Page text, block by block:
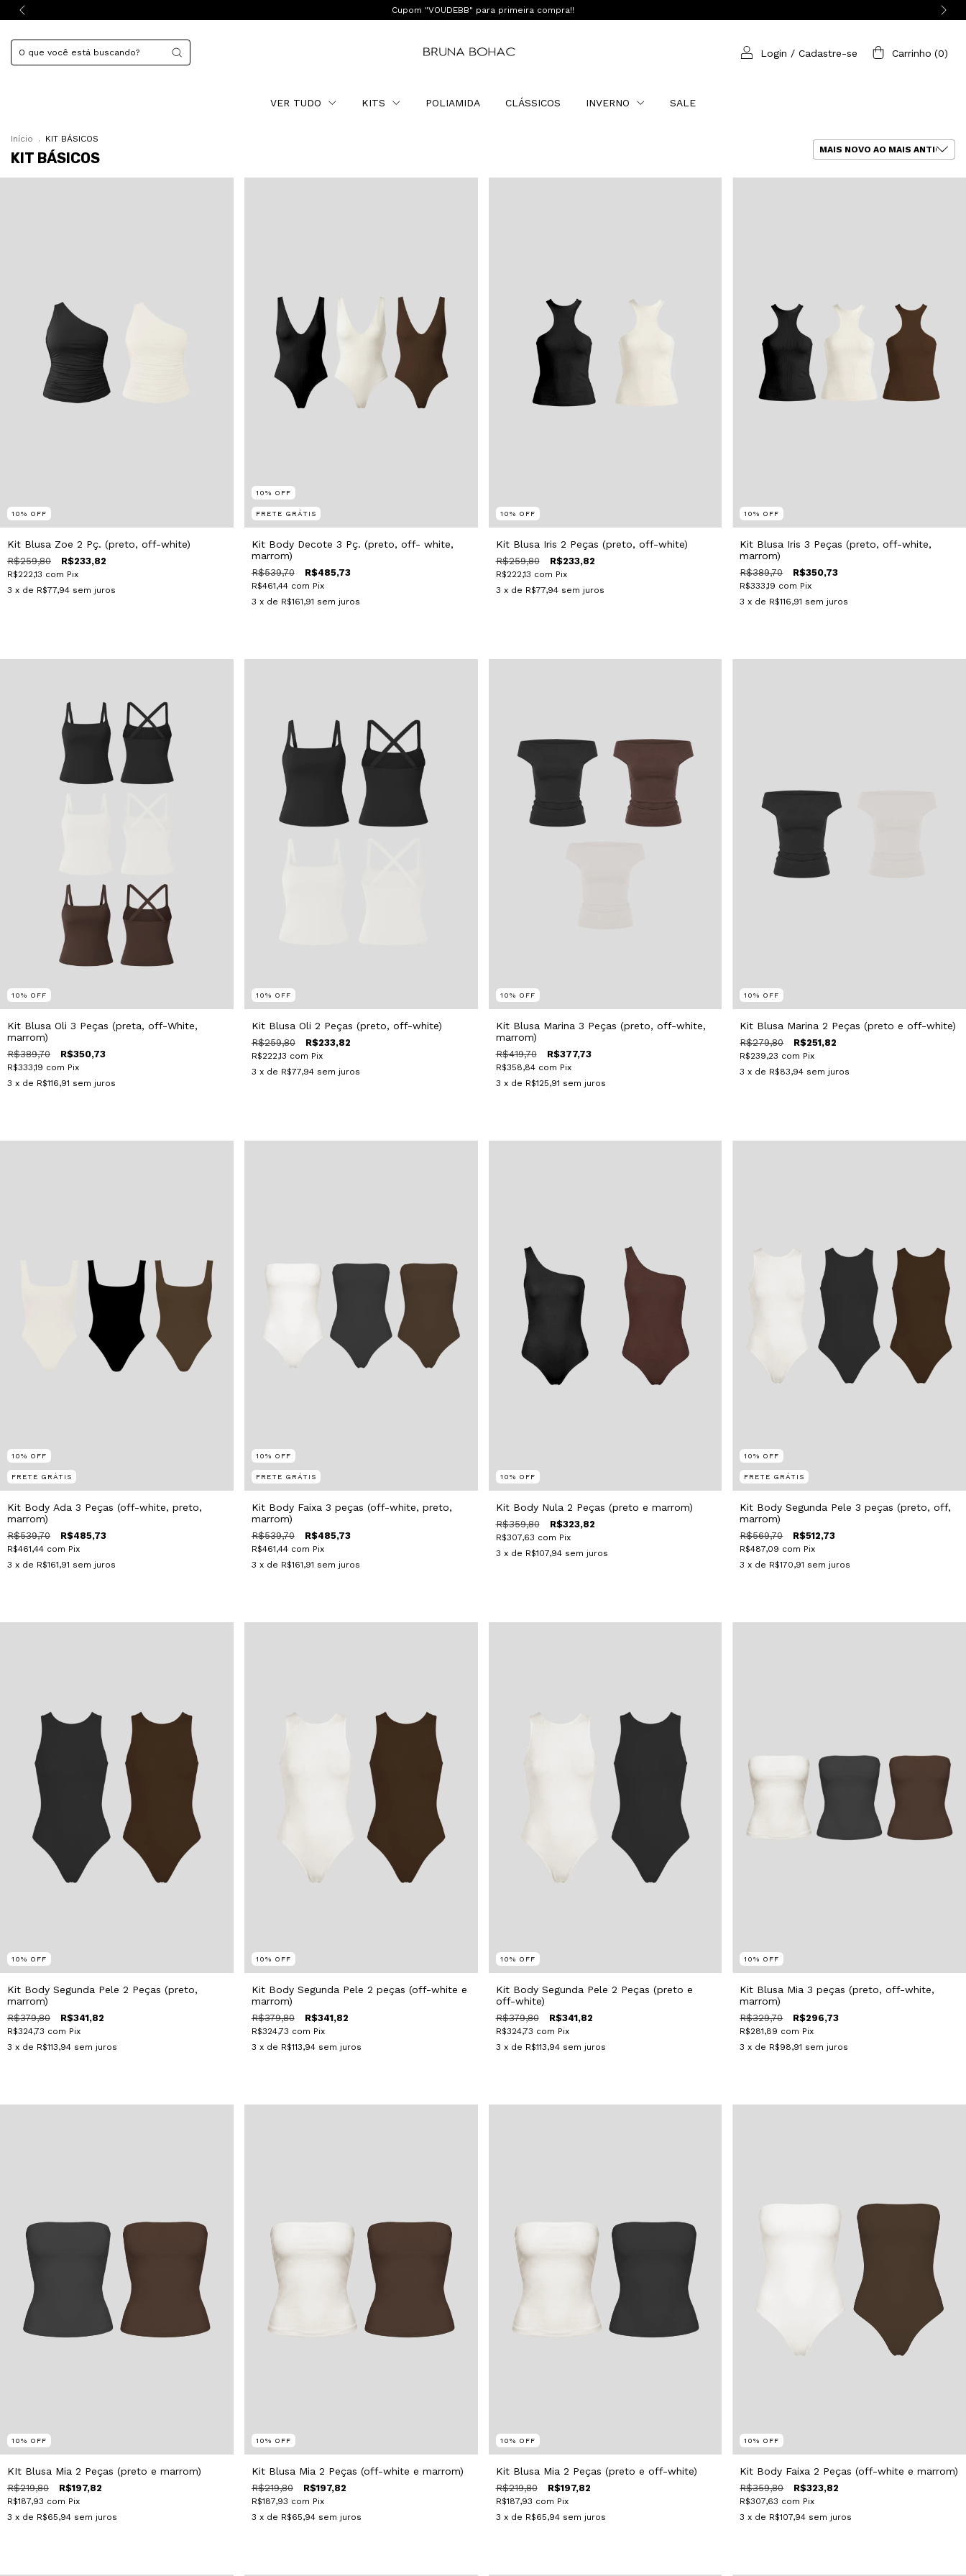
Cupom "VOUDEBB" para primeira compra!!
Login / Cadastre-se Carrinho (0)
VER TUDO KITS POLIAMIDA CLÁSSICOS INVERNO SALE
Início . KIT BÁSICOS
KIT BÁSICOS
10% OFF
Kit Blusa Zoe 2 Pç. (preto, off-white)
R$259,80 R$233,82
R$222,13 com Pix
3 x de R$77,94 sem juros
10% OFF
FRETE GRÁTIS
Kit Body Decote 3 Pç. (preto, off- white,
marrom)
R$539,70 R$485,73
R$461,44 com Pix
3 x de R$161,91 sem juros
10% OFF
Kit Blusa Iris 2 Peças (preto, off-white)
R$259,80 R$233,82
R$222,13 com Pix
3 x de R$77,94 sem juros
10% OFF
Kit Blusa Iris 3 Peças (preto, off-white,
marrom)
R$389,70 R$350,73
R$333,19 com Pix
3 x de R$116,91 sem juros
10% OFF
Kit Blusa Oli 3 Peças (preta, off-White,
marrom)
R$389,70 R$350,73
R$333,19 com Pix
3 x de R$116,91 sem juros
10% OFF
Kit Blusa Oli 2 Peças (preto, off-white)
R$259,80 R$233,82
R$222,13 com Pix
3 x de R$77,94 sem juros
10% OFF
Kit Blusa Marina 3 Peças (preto, off-white,
marrom)
R$419,70 R$377,73
R$358,84 com Pix
3 x de R$125,91 sem juros
10% OFF
Kit Blusa Marina 2 Peças (preto e off-white)
R$279,80 R$251,82
R$239,23 com Pix
3 x de R$83,94 sem juros
10% OFF
FRETE GRÁTIS
Kit Body Ada 3 Peças (off-white, preto,
marrom)
R$539,70 R$485,73
R$461,44 com Pix
3 x de R$161,91 sem juros
10% OFF
FRETE GRÁTIS
Kit Body Faixa 3 peças (off-white, preto,
marrom)
R$539,70 R$485,73
R$461,44 com Pix
3 x de R$161,91 sem juros
10% OFF
Kit Body Nula 2 Peças (preto e marrom)
R$359,80 R$323,82
R$307,63 com Pix
3 x de R$107,94 sem juros
10% OFF
FRETE GRÁTIS
Kit Body Segunda Pele 3 peças (preto, off,
marrom)
R$569,70 R$512,73
R$487,09 com Pix
3 x de R$170,91 sem juros
10% OFF
Kit Body Segunda Pele 2 Peças (preto,
marrom)
R$379,80 R$341,82
R$324,73 com Pix
3 x de R$113,94 sem juros
10% OFF
Kit Body Segunda Pele 2 peças (off-white e
marrom)
R$379,80 R$341,82
R$324,73 com Pix
3 x de R$113,94 sem juros
10% OFF
Kit Body Segunda Pele 2 Peças (preto e
off-white)
R$379,80 R$341,82
R$324,73 com Pix
3 x de R$113,94 sem juros
10% OFF
Kit Blusa Mia 3 peças (preto, off-white,
marrom)
R$329,70 R$296,73
R$281,89 com Pix
3 x de R$98,91 sem juros
10% OFF
KIt Blusa Mia 2 Peças (preto e marrom)
R$219,80 R$197,82
R$187,93 com Pix
3 x de R$65,94 sem juros
10% OFF
Kit Blusa Mia 2 Peças (off-white e marrom)
R$219,80 R$197,82
R$187,93 com Pix
3 x de R$65,94 sem juros
10% OFF
Kit Blusa Mia 2 Peças (preto e off-white)
R$219,80 R$197,82
R$187,93 com Pix
3 x de R$65,94 sem juros
10% OFF
Kit Body Faixa 2 Peças (off-white e marrom)
R$359,80 R$323,82
R$307,63 com Pix
3 x de R$107,94 sem juros